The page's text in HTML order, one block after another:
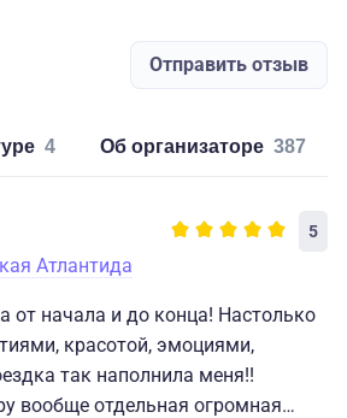
Отправить отзыв
4 об организаторе 387
5
Атлантида
от начала и до конца! Настолько
красотой, эмоциями,
так наполнила меня!!
вообще отдельная огромная